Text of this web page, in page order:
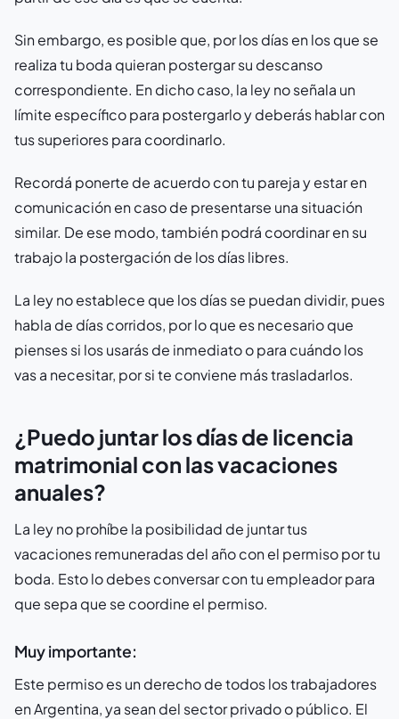
Sin embargo, es posible que, por los días en los que se
realiza tu boda quieran postergar su descanso
correspondiente. En dicho caso, la ley no señala un
límite específico para postergarlo y deberás hablar con
tus superiores para coordinarlo.
Recordá ponerte de acuerdo con tu pareja y estar en
comunicación en caso de presentarse una situación
similar. De ese modo, también podrá coordinar en su
trabajo la postergación de los días libres.
La ley no establece que los días se puedan dividir, pues
habla de días corridos, por lo que es necesario que
pienses si los usarás de inmediato o para cuándo los
vas a necesitar, por si te conviene más trasladarlos.
¿Puedo juntar los días de licencia
matrimonial con las vacaciones
anuales?
La ley no prohíbe la posibilidad de juntar tus
vacaciones remuneradas del año con el permiso por tu
boda. Esto lo debes conversar con tu empleador para
que sepa que se coordine el permiso.
Muy importante:
Este permiso es un derecho de todos los trabajadores
en Argentina, ya sean del sector privado o público. El